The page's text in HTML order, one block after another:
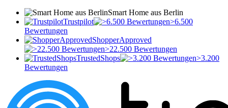
Smart Home aus Berlin
Trustpilot
>6.500
Bewertungen
ShopperApproved
>22.500 Bewertungen
TrustedShops
>3.200
Bewertungen